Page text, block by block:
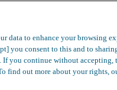
data to enhance your browsing
you consent to this and to
If you continue without
find out more about your rights,